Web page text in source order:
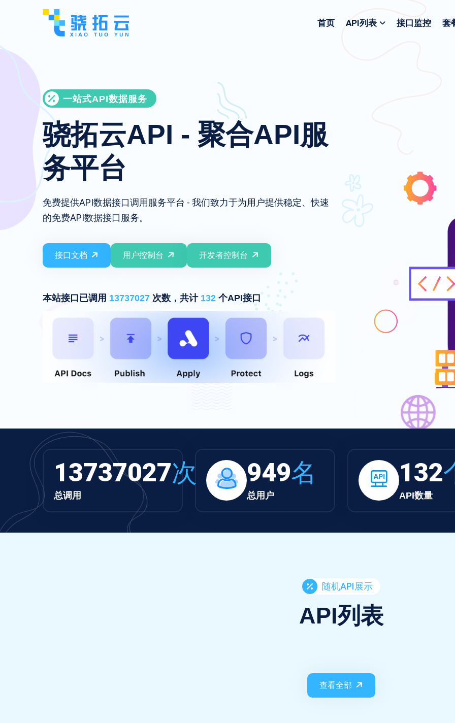
首页 API列表 接口监控 套
一站式API数据服务
骁拓云API - 聚合API服
务平台
免费提供API数据接口调用服务平台 - 我们致力于为用户提供稳定、快速
的免费API数据接口服务。
接口文档 用户控制台 开发者控制台
本站接口已调用 13737027 次数，共计 132 个API接口
13737027次
总调用
949名
总用户
132
API数量
随机API展示
API列表
查看全部